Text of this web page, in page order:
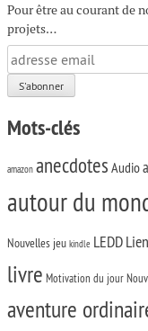
Pour être au courant de
projets…
Mots-clés
amazon anecdotes Audio
autour du
Nouvelles jeu kindle LEDD
livre Motivation du jour
aventure